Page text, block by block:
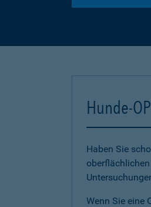
Hunde-
Haben Sie
Wenn Sie eine